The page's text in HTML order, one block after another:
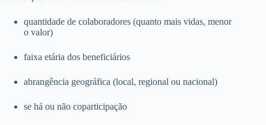
quantidade de colaboradores (quanto mais vidas, menor
o valor)
faixa etária dos beneficiários
abrangência geográfica (local, regional ou nacional)
se há ou não coparticipação